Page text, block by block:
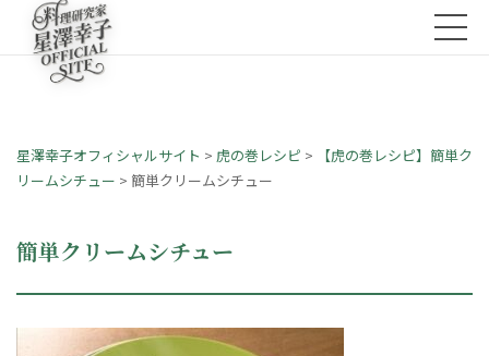
星澤幸子オフィシャルサイト > 虎の巻レシピ >
【虎の巻レシピ】簡単ク
リームシチュー > 簡単クリームシチュー
簡単クリームシチュー